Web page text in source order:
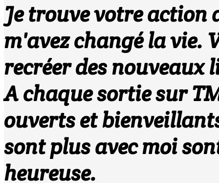
Je trouve votre action
m'avez changé la vie.
recréer des nouveaux
A chaque sortie sur
ouverts et
sont plus avec moi
heureuse.